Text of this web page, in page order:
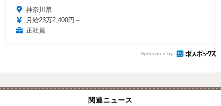
神奈川県
月給23万2,400円～
正社員
Sponsored by
関連ニュース